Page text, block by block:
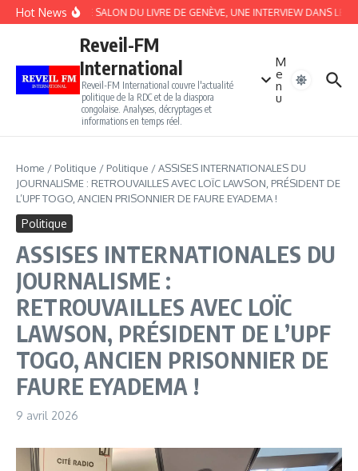
Aller au contenu
Hot NewsAPRÈS LE SALON DU LIVRE DE GENÈVE, UNE INTERVIEW DANS LE
Reveil-FM
International
Reveil-FM International couvre l'actualité
politique de la RDC et de la diaspora
congolaise. Analyses, décryptages et
informations en temps réel.
M
e
n
u
Home / Politique / Politique /ASSISES INTERNATIONALES DU
JOURNALISME : RETROUVAILLES AVEC LOÏC LAWSON, PRÉSIDENT DE
L’UPF TOGO, ANCIEN PRISONNIER DE FAURE EYADEMA !
Politique
ASSISES INTERNATIONALES DU
JOURNALISME :
RETROUVAILLES AVEC LOÏC
LAWSON, PRÉSIDENT DE L’UPF
TOGO, ANCIEN PRISONNIER DE
FAURE EYADEMA !
9 avril 2026